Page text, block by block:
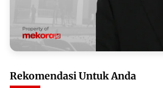
Rekomendasi Untuk Anda